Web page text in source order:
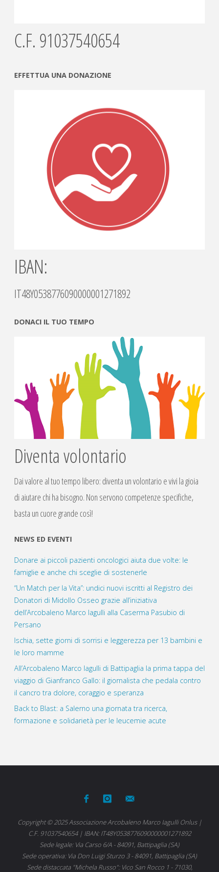
C.F. 91037540654
EFFETTUA UNA DONAZIONE
IBAN:
IT48Y0538776090000001271892
DONACI IL TUO TEMPO
Diventa volontario
Dai valore al tuo tempo libero: diventa un volontario e vivi la gioia
di aiutare chi ha bisogno. Non servono competenze specifiche,
basta un cuore grande così!
NEWS ED EVENTI
Donare ai piccoli pazienti oncologici aiuta due volte: le
famiglie e anche chi sceglie di sostenerle
“Un Match per la Vita”: undici nuovi iscritti al Registro dei
Donatori di Midollo Osseo grazie all’iniziativa
dell’Arcobaleno Marco Iagulli alla Caserma Pasubio di
Persano
Ischia, sette giorni di sorrisi e leggerezza per 13 bambini e
le loro mamme
All’Arcobaleno Marco Iagulli di Battipaglia la prima tappa del
viaggio di Gianfranco Gallo: il giornalista che pedala contro
il cancro tra dolore, coraggio e speranza
Back to Blast: a Salerno una giornata tra ricerca,
formazione e solidarietà per le leucemie acute
Copyright © 2025 Associazione Arcobaleno Marco Iagulli Onlus |
C.F. 91037540654 | IBAN: IT48Y0538776090000001271892
Sede legale: Via Carso 6/A - 84091, Battipaglia (SA)
Sede operativa: Via Don Luigi Sturzo 3 - 84091, Battipaglia (SA)
Sede distaccata "Michela Russo": Vico San Rocco 1 - 71030,